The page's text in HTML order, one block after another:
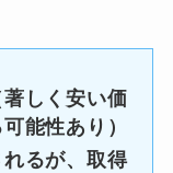
しく安い価
能性あり）
るが、取得